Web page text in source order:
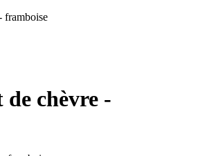
framboise
chèvre -